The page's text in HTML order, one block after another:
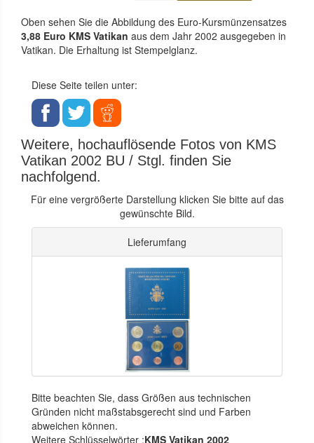
Oben sehen Sie die Abbildung des Euro-Kursmünzensatzes
3,88 Euro KMS Vatikan aus dem Jahr 2002 ausgegeben in
Vatikan. Die Erhaltung ist Stempelglanz.
Diese Seite teilen unter:
Weitere, hochauflösende Fotos von KMS
Vatikan 2002 BU / Stgl. finden Sie
nachfolgend.
Für eine vergrößerte Darstellung klicken Sie bitte auf das
gewünschte Bild.
Lieferumfang
Bitte beachten Sie, dass Größen aus technischen
Gründen nicht maßstabsgerecht sind und Farben
abweichen können.
Weitere Schlüsselwörter :KMS Vatikan 2002